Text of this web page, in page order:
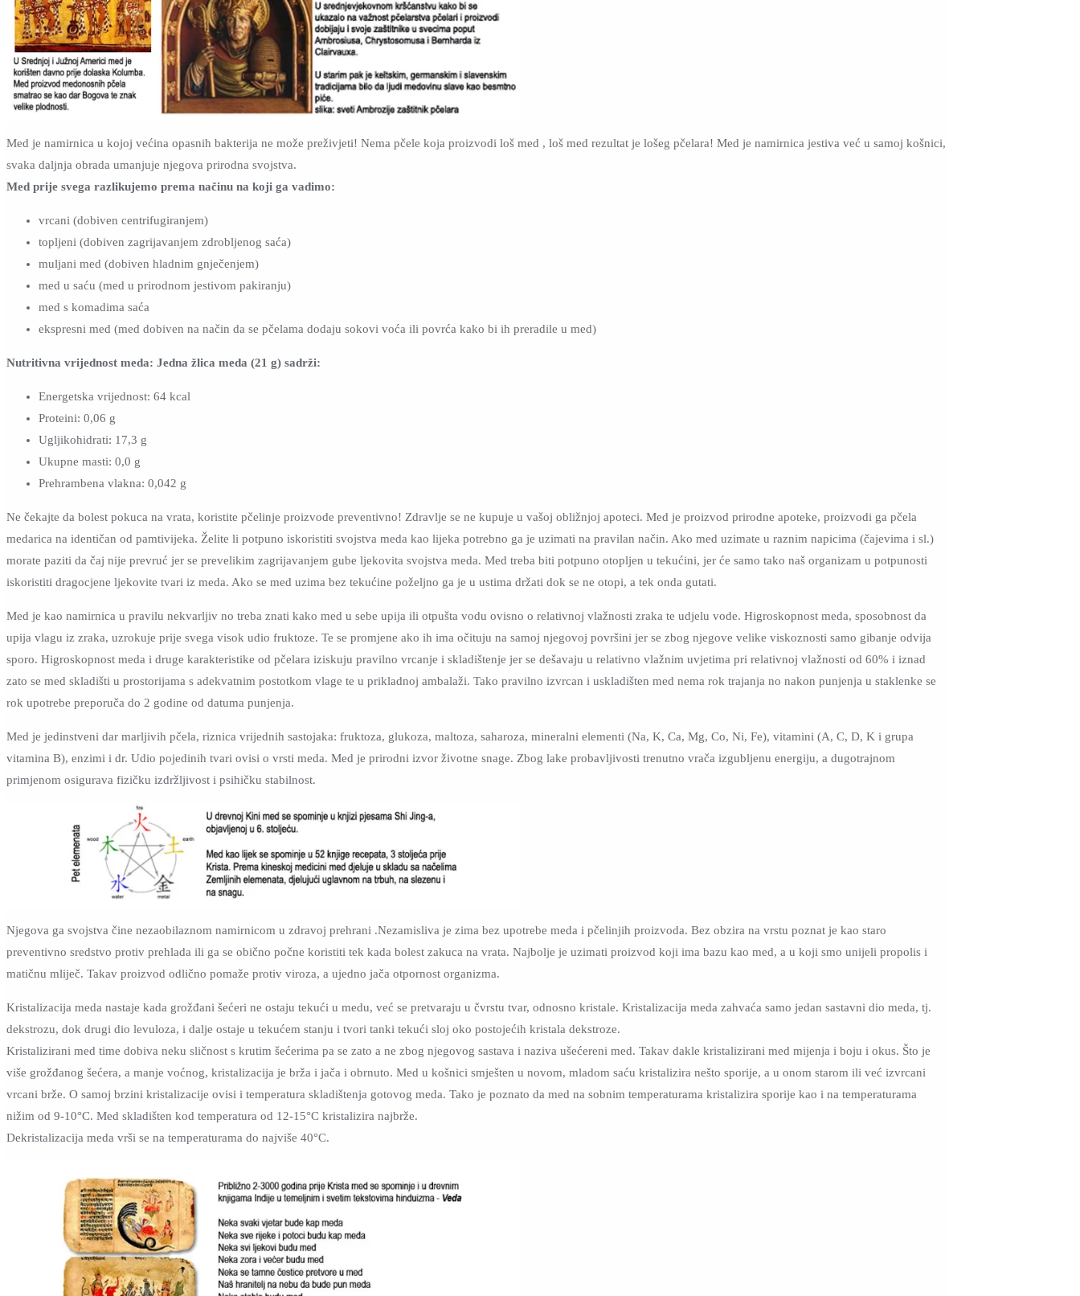
Med je namirnica u kojoj većina opasnih bakterija ne može preživjeti! Nema pčele koja proizvodi loš med , loš med rezultat je lošeg pčelara! Med je namirnica jestiva već u samoj košnici,
svaka daljnja obrada umanjuje njegova prirodna svojstva.
Med prije svega razlikujemo prema načinu na koji ga vadimo:
vrcani (dobiven centrifugiranjem)
topljeni (dobiven zagrijavanjem zdrobljenog saća)
muljani med (dobiven hladnim gnječenjem)
med u saću (med u prirodnom jestivom pakiranju)
med s komadima saća
ekspresni med (med dobiven na način da se pčelama dodaju sokovi voća ili povrća kako bi ih preradile u med)
Nutritivna vrijednost meda: Jedna žlica meda (21 g) sadrži:
Energetska vrijednost: 64 kcal
Proteini: 0,06 g
Ugljikohidrati: 17,3 g
Ukupne masti: 0,0 g
Prehrambena vlakna: 0,042 g
Ne čekajte da bolest pokuca na vrata, koristite pčelinje proizvode preventivno! Zdravlje se ne kupuje u vašoj obližnjoj apoteci. Med je proizvod prirodne apoteke, proizvodi ga pčela
medarica na identičan od pamtivijeka. Želite li potpuno iskoristiti svojstva meda kao lijeka potrebno ga je uzimati na pravilan način. Ako med uzimate u raznim napicima (čajevima i sl.)
morate paziti da čaj nije prevruć jer se prevelikim zagrijavanjem gube ljekovita svojstva meda. Med treba biti potpuno otopljen u tekućini, jer će samo tako naš organizam u potpunosti
iskoristiti dragocjene ljekovite tvari iz meda. Ako se med uzima bez tekućine poželjno ga je u ustima držati dok se ne otopi, a tek onda gutati.
Med je kao namirnica u pravilu nekvarljiv no treba znati kako med u sebe upija ili otpušta vodu ovisno o relativnoj vlažnosti zraka te udjelu vode. Higroskopnost meda, sposobnost da
upija vlagu iz zraka, uzrokuje prije svega visok udio fruktoze. Te se promjene ako ih ima očituju na samoj njegovoj površini jer se zbog njegove velike viskoznosti samo gibanje odvija
sporo. Higroskopnost meda i druge karakteristike od pčelara iziskuju pravilno vrcanje i skladištenje jer se dešavaju u relativno vlažnim uvjetima pri relativnoj vlažnosti od 60% i iznad
zato se med skladišti u prostorijama s adekvatnim postotkom vlage te u prikladnoj ambalaži. Tako pravilno izvrcan i uskladišten med nema rok trajanja no nakon punjenja u staklenke se
rok upotrebe preporuča do 2 godine od datuma punjenja.
Med je jedinstveni dar marljivih pčela, riznica vrijednih sastojaka: fruktoza, glukoza, maltoza, saharoza, mineralni elementi (Na, K, Ca, Mg, Co, Ni, Fe), vitamini (A, C, D, K i grupa
vitamina B), enzimi i dr. Udio pojedinih tvari ovisi o vrsti meda. Med je prirodni izvor životne snage. Zbog lake probavljivosti trenutno vrača izgubljenu energiju, a dugotrajnom
primjenom osigurava fizičku izdržljivost i psihičku stabilnost.
Njegova ga svojstva čine nezaobilaznom namirnicom u zdravoj prehrani .Nezamisliva je zima bez upotrebe meda i pčelinjih proizvoda. Bez obzira na vrstu poznat je kao staro
preventivno sredstvo protiv prehlada ili ga se obično počne koristiti tek kada bolest zakuca na vrata. Najbolje je uzimati proizvod koji ima bazu kao med, a u koji smo unijeli propolis i
matičnu mliječ. Takav proizvod odlično pomaže protiv viroza, a ujedno jača otpornost organizma.
Kristalizacija meda nastaje kada grožđani šećeri ne ostaju tekući u medu, već se pretvaraju u čvrstu tvar, odnosno kristale. Kristalizacija meda zahvaća samo jedan sastavni dio meda, tj.
dekstrozu, dok drugi dio levuloza, i dalje ostaje u tekućem stanju i tvori tanki tekući sloj oko postojećih kristala dekstroze.
Kristalizirani med time dobiva neku sličnost s krutim šećerima pa se zato a ne zbog njegovog sastava i naziva ušećereni med. Takav dakle kristalizirani med mijenja i boju i okus. Što je
više grožđanog šećera, a manje voćnog, kristalizacija je brža i jača i obrnuto. Med u košnici smješten u novom, mladom saću kristalizira nešto sporije, a u onom starom ili već izvrcani
vrcani brže. O samoj brzini kristalizacije ovisi i temperatura skladištenja gotovog meda. Tako je poznato da med na sobnim temperaturama kristalizira sporije kao i na temperaturama
nižim od 9-10°C. Med skladišten kod temperatura od 12-15°C kristalizira najbrže.
Dekristalizacija meda vrši se na temperaturama do najviše 40°C.